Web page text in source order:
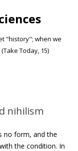
"history"; when we
Today, 15)
content
nihilism
no form, and the
the condition. In